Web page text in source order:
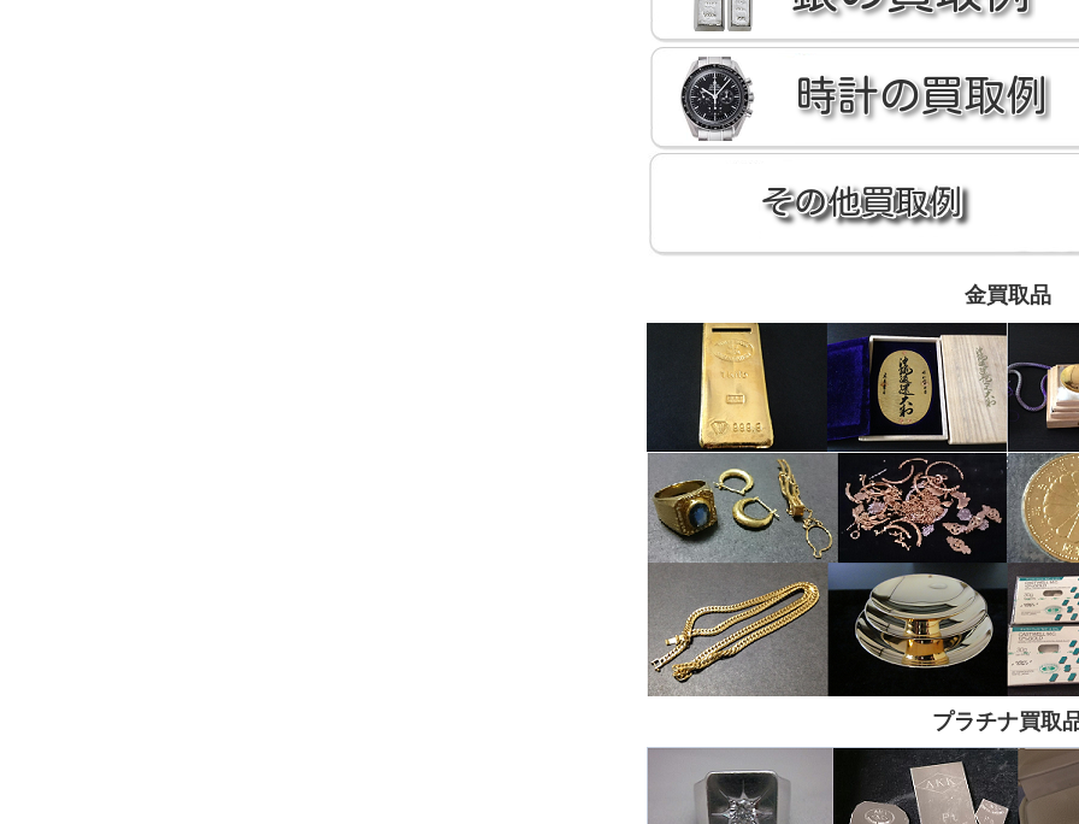
金買取品
プラチナ買取